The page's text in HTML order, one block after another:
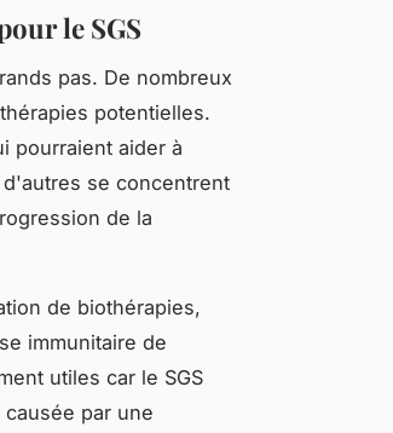
le SGS
pas. De nombreux
potentielles.
pourraient aider à
se concentrent
de la
de biothérapies,
immunitaire de
utiles car le SGS
par une